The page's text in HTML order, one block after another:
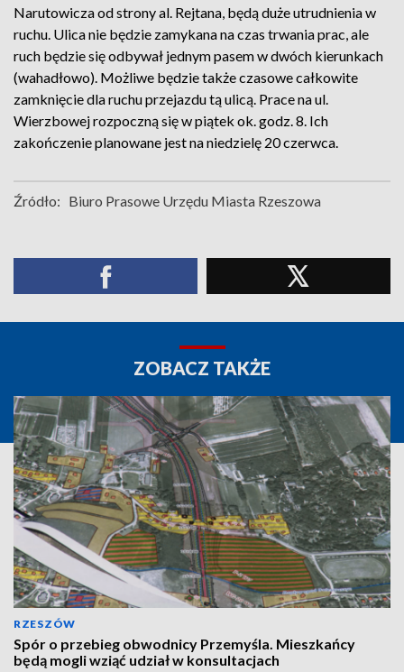
Narutowicza od strony al. Rejtana, będą duże utrudnienia w
ruchu. Ulica nie będzie zamykana na czas trwania prac, ale
ruch będzie się odbywał jednym pasem w dwóch kierunkach
(wahadłowo). Możliwe będzie także czasowe całkowite
zamknięcie dla ruchu przejazdu tą ulicą. Prace na ul.
Wierzbowej rozpoczną się w piątek ok. godz. 8. Ich
zakończenie planowane jest na niedzielę 20 czerwca.
Źródło: Biuro Prasowe Urzędu Miasta Rzeszowa
ZOBACZ TAKŻE
RZESZÓW
Spór o przebieg obwodnicy Przemyśla. Mieszkańcy
będą mogli wziąć udział w konsultacjach